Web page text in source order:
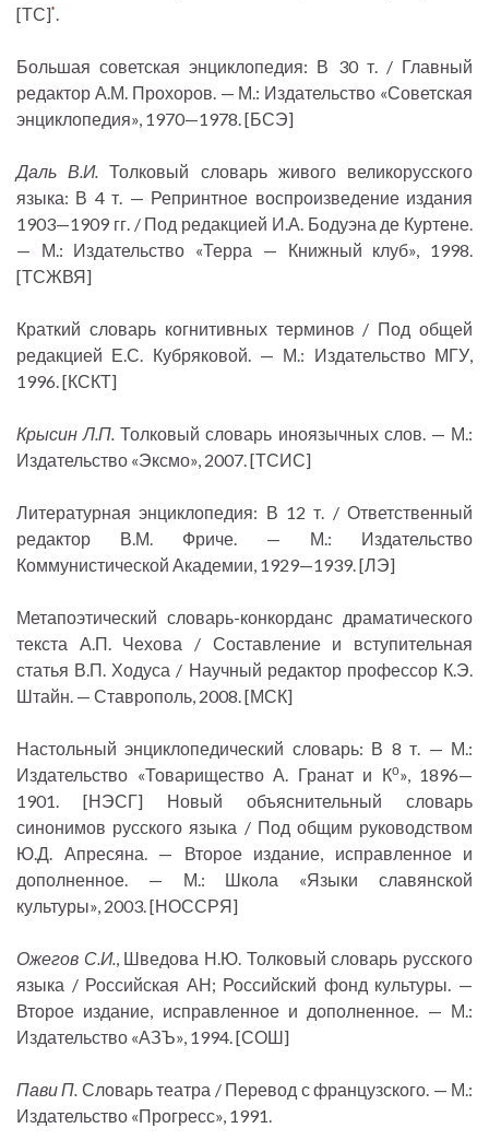
[ТС]*.
Большая советская энциклопедия: В 30 т. / Главный
редактор А.М. Прохоров. — М.: Издательство «Советская
энциклопедия», 1970—1978. [БСЭ]
Даль В.И. Толковый словарь живого великорусского
языка: В 4 т. — Репринтное воспроизведение издания
1903—1909 гг. / Под редакцией И.А. Бодуэна де Куртене.
— М.: Издательство «Терра — Книжный клуб», 1998.
[ТСЖВЯ]
Краткий словарь когнитивных терминов / Под общей
редакцией Е.С. Кубряковой. — М.: Издательство МГУ,
1996. [КСКТ]
Крысин Л.П. Толковый словарь иноязычных слов. — М.:
Издательство «Эксмо», 2007. [ТСИС]
Литературная энциклопедия: В 12 т. / Ответственный
редактор В.М. Фриче. — М.: Издательство
Коммунистической Академии, 1929—1939. [ЛЭ]
Метапоэтический словарь-конкорданс драматического
текста А.П. Чехова / Составление и вступительная
статья В.П. Ходуса / Научный редактор профессор К.Э.
Штайн. — Ставрополь, 2008. [МСК]
Настольный энциклопедический словарь: В 8 т. — М.:
Издательство «Товарищество А. Гранат и Ко», 1896—
1901. [НЭСГ] Новый объяснительный словарь
синонимов русского языка / Под общим руководством
Ю.Д. Апресяна. — Второе издание, исправленное и
дополненное. — М.: Школа «Языки славянской
культуры», 2003. [НОССРЯ]
Ожегов С.И., Шведова Н.Ю. Толковый словарь русского
языка / Российская АН; Российский фонд культуры. —
Второе издание, исправленное и дополненное. — М.:
Издательство «АЗЪ», 1994. [СОШ]
Пави П. Словарь театра / Перевод с французского. — М.:
Издательство «Прогресс», 1991.